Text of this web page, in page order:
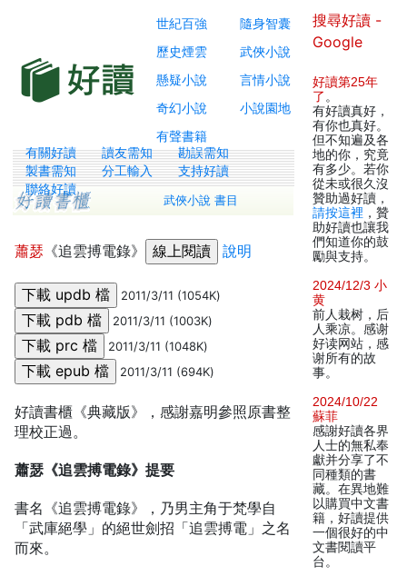
世紀百強
隨身智囊
歷史煙雲
武俠小說
懸疑小說
言情小說
奇幻小說
小說園地
有聲書籍
有關好讀 讀友需知
勘誤需知
製書需知
分工輸入
支持好讀
聯絡好讀
武俠小說 書目
蕭瑟 《追雲搏電錄》 說明
2011/3/11 (1054K)
2011/3/11 (1003K)
2011/3/11 (1048K)
2011/3/11 (694K)
好讀書櫃《典藏版》，感謝嘉明參照原書整
理校正過。
蕭瑟《追雲搏電錄》提要
書名《追雲搏電錄》，乃男主角于梵學自
「武庫絕學」的絕世劍招「追雲搏電」之名
而來。
搜尋好讀 -
Google
好讀第25年
了 。
有好讀真好，
有你也真好。
但不知遍及各
地的你，究竟
有多少。若你
從未或很久沒
贊助過好讀，
請按這裡 ，贊
助好讀也讓我
們知道你的鼓
勵與支持。
2024/12/3 小
黄
前人栽树，后
人乘凉。感谢
好读网站，感
谢所有的故
事。
2024/10/22
蘇菲
感謝好讀各界
人士的無私奉
獻并分享了不
同種類的書
藏。在異地難
以購買中文書
籍，好讀提供
一個很好的中
文書閱讀平
台。